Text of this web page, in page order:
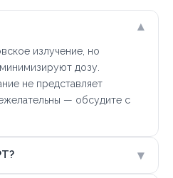
▾
излучение, но
дозу.
не представляет
— обсудите с
▾